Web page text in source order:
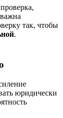
так, чтобы
.
юридически